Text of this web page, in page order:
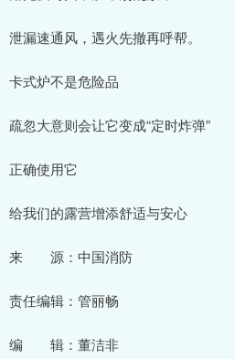
泄漏速通风，遇火先撤再呼帮。
卡式炉不是危险品
疏忽大意则会让它变成“定时炸弹”
正确使用它
给我们的露营增添舒适与安心
来 源：中国消防
责任编辑：管丽畅
编 辑：董洁非